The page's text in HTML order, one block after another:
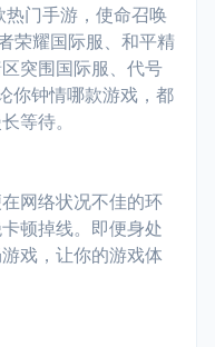
门手游，使命召唤
荣耀国际服、和平精
突围国际服、代号
你钟情哪款游戏，都
等待。
网络状况不佳的环
顿掉线。即便身处
戏，让你的游戏体